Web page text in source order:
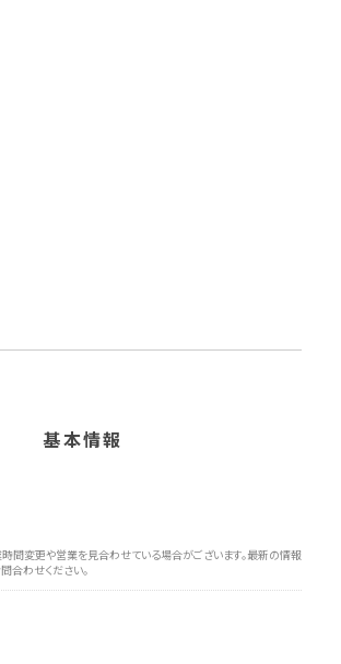
基本情報
間変更や営業を見合わせている場合がございます。最新の情報
合わせください。